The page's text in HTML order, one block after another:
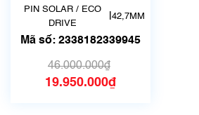
SBXC019 /
SSH019J1 | Made in
Japan | Đã qua sử
PIN SOLAR / ECO
DRIVE
42,7MM
Mã số: 2338182339945
46.000.000₫
19.950.000₫